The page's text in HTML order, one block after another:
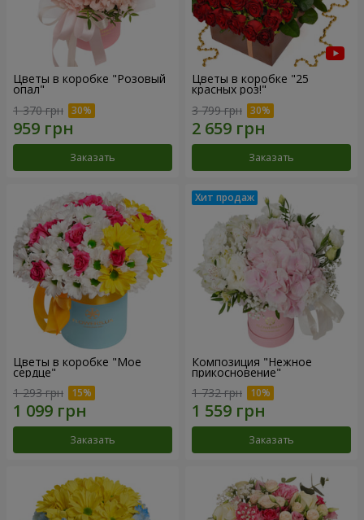
Цветы в коробке "Розовый
опал"
1 370 грн
Заказать
Цветы в коробке "25
красных роз!"
3 799 грн
Заказать
Цветы в коробке "Мое
сердце"
1 293 грн
Заказать
Композиция "Нежное
прикосновение"
1 732 грн
Заказать